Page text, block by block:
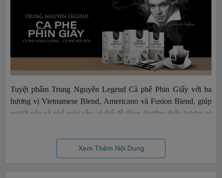
Tuyệt phẩm Trung Nguyên Legend Cà phê Phin Giấy với ba
hương vị Vietnamese Blend, Americano và Fusion Blend, giúp
người yêu cà phê toàn cầu có thể dễ dàng thưởng thức hương vị
lượng tỉnh thức mạnh mẽ cho những ý tưởng sáng tạo đột phá.
Xem Thêm Nội Dung